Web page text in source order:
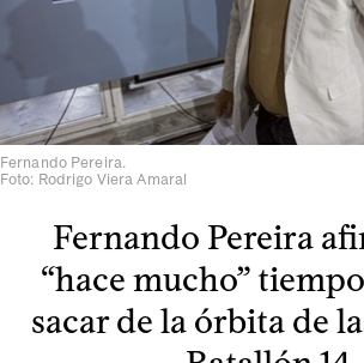
Fernando Pereira.
Foto: Rodrigo Viera Amaral
Fernando Pereira
“hace mucho”
sacar de la órbita de